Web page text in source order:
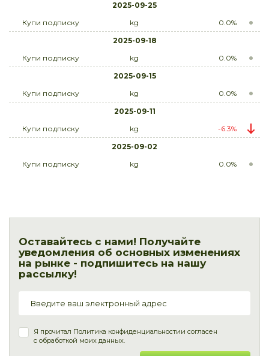
2025-09-25
Купи подписку
kg
0.0%
2025-09-18
Купи подписку
kg
0.0%
2025-09-15
Купи подписку
kg
0.0%
2025-09-11
Купи подписку
kg
-6.3%
2025-09-02
Купи подписку
kg 0.0%
Оставайтесь с нами! Получайте
уведомления об основных изменениях
на рынке - подпишитесь на нашу
рассылку!
Я прочитал Политика конфиденциальностии согласен
с обработкой моих данных.